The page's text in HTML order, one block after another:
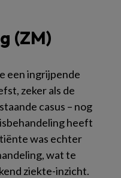
(ZM)
een ingrijpende
zeker als de
casus – nog
heeft
was echter
wat te
ziekte-inzicht.